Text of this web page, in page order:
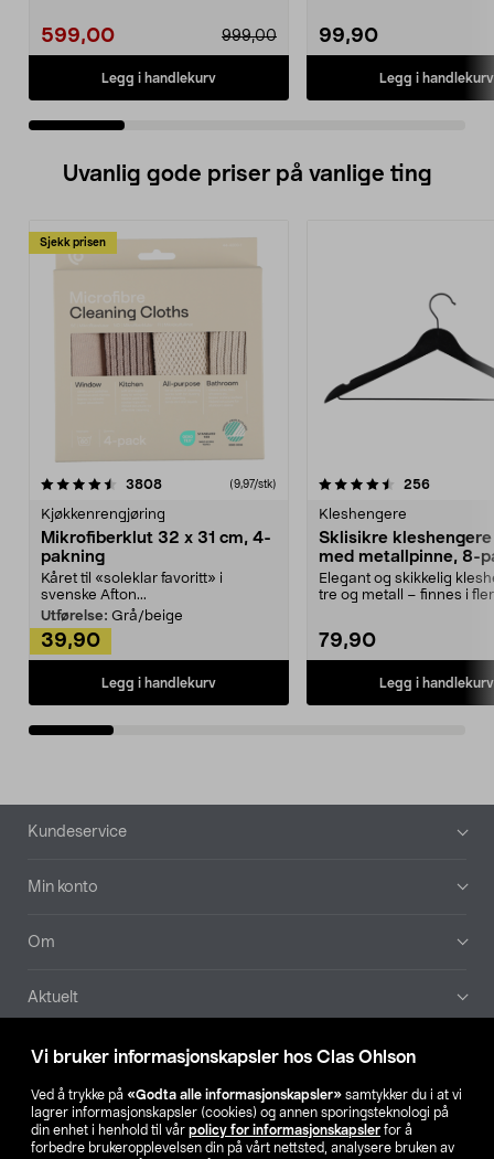
Vi bruker informasjonskapsler hos Clas Ohlson
Ved å trykke på «Godta alle informasjonskapsler» samtykker du i at vi
lagrer informasjonskapsler (cookies) og annen sporingsteknologi på
din enhet i henhold til vår policy for informasjonskapsler for å
forbedre brukeropplevelsen din på vårt nettsted, analysere bruken av
599,00 999,00
Legg i handlekurv
99,90
Legg i handlekurv
Uvanlig gode priser på vanlige ting
Sjekk prisen
3808anmeldelser(9,97/stk)
Kjøkkenrengjøring
Mikrofiberklut 32 x 31 cm, 4-
pakning
Kåret til «soleklar favoritt» i
svenske Afton...
Utførelse: Grå/beige
39,90
Legg i handlekurv
4.5av 5 stjerner 256
Kleshengere
Sklisikre
med metallpinne, 8-
Elegant og skikkelig
tre og metall – finnes i
79,90
Legg i handlekurv
4.5av 5 stjerner
Bunntekst
Kundeservice
Min konto
Om
Aktuelt
Våre selskaper
Finn din butikk